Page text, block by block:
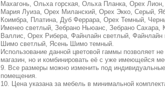
Махагонь, Ольха горская, Ольха Планка, Орех
Мария Луиза, Орех Миланский, Орех Экко, Серый,
Коимбра, Платина, Дуб Феррара, Орех Темный,
Именео светлый, Зебрано Ньюанс, Зебрано Сахара,
Валлис, Орех Рибера, Файнлайн светлый, Файнлайн
Шимо светлый, Ясень Шимо темный.
Использование данной цветовой гаммы позволяет не
магазин, но и комбинировать её с уже имеющейся
9. Все размеры можно изменить под индивидуальные
помещения.
10. Цена указана за мебель в минимальной